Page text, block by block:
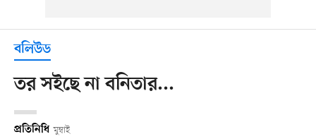
বলিউড
তর সইছে না বনিতার...
প্রতিনিধি মুম্বাই